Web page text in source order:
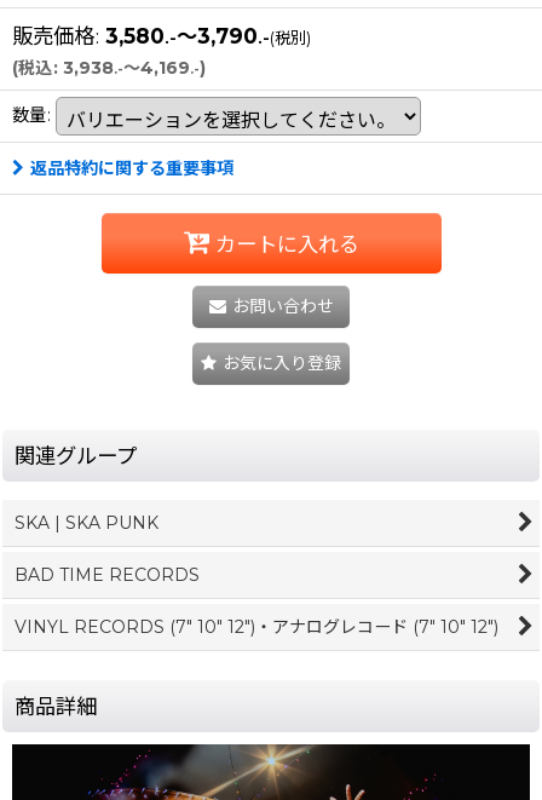
販売価格: 3,580.-～3,790.-(税別)
(税込: 3,938.-～4,169.-)
数量:
返品特約に関する重要事項
カートに入れる
お問い合わせ
お気に入り登録
関連グループ
SKA | SKA PUNK
BAD TIME RECORDS
VINYL RECORDS (7" 10" 12")・アナログレコード (7" 10" 12")
商品詳細